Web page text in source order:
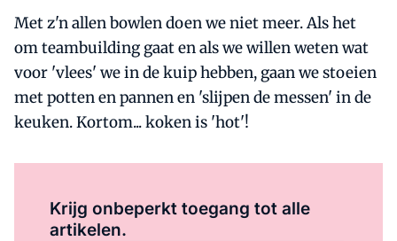
Met z'n allen bowlen doen we niet meer. Als het
om teambuilding gaat en als we willen weten wat
voor 'vlees' we in de kuip hebben, gaan we stoeien
met potten en pannen en 'slijpen de messen' in de
keuken. Kortom... koken is 'hot'!
Krijg onbeperkt toegang tot alle
artikelen.